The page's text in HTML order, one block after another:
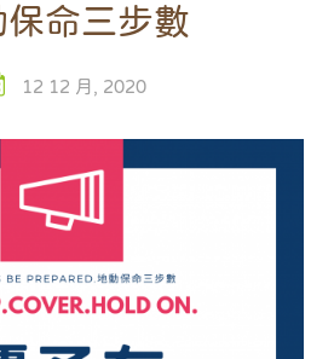
保命三步數
12 12 月, 2020